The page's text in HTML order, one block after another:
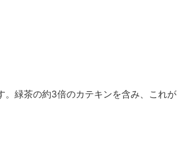
。緑茶の約3倍のカテキンを含み、これが